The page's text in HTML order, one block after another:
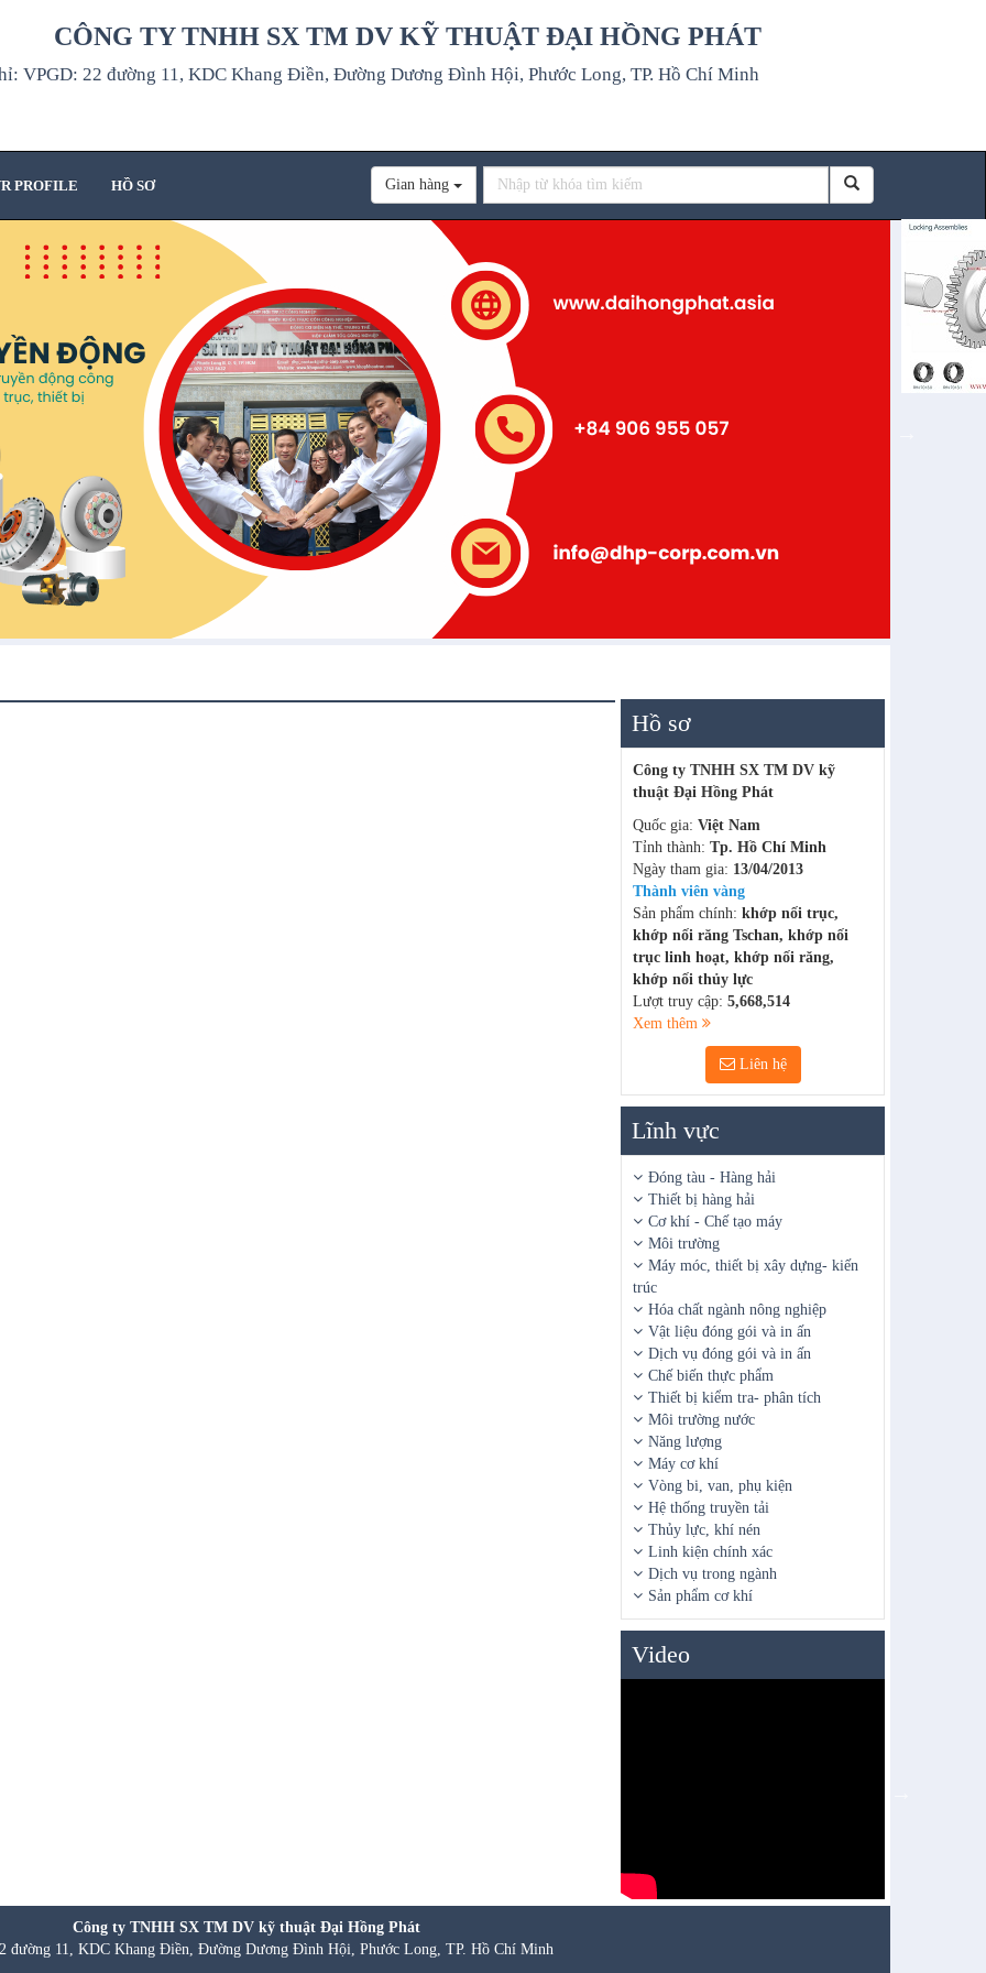
CÔNG TY TNHH SX TM DV KỸ THUẬT ĐẠI HỒNG PHÁT
VPGD: 22 đường 11, KDC Khang Điền, Đường Dương Đình Hội, Phước Long, TP. Hồ Chí Minh
Gian hàng
PROFILE HỒ SƠ
Hồ sơ
Công ty TNHH SX TM DV kỹ
thuật Đại Hồng Phát
Quốc gia: Việt Nam
Tỉnh thành: Tp. Hồ Chí Minh
Ngày tham gia: 13/04/2013
Thành viên vàng
Sản phẩm chính: khớp nối trục,
khớp nối răng Tschan, khớp nối
trục linh hoạt, khớp nối răng,
khớp nối thủy lực
Lượt truy cập: 5,668,514
Xem thêm
Liên hệ
Lĩnh vực
Đóng tàu - Hàng hải
Thiết bị hàng hải
Cơ khí - Chế tạo máy
Môi trường
Máy móc, thiết bị xây dựng- kiến
trúc
Hóa chất ngành nông nghiệp
Vật liệu đóng gói và in ấn
Dịch vụ đóng gói và in ấn
Chế biến thực phẩm
Thiết bị kiểm tra- phân tích
Môi trường nước
Năng lượng
Máy cơ khí
Vòng bi, van, phụ kiện
Hệ thống truyền tải
Thủy lực, khí nén
Linh kiện chính xác
Dịch vụ trong ngành
Sản phẩm cơ khí
Video
Công ty TNHH SX TM DV kỹ thuật Đại Hồng Phát
đường 11, KDC Khang Điền, Đường Dương Đình Hội, Phước Long, TP. Hồ Chí Minh